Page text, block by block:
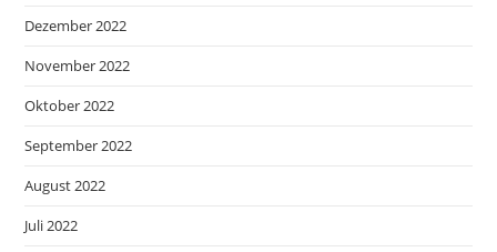
Dezember 2022
November 2022
Oktober 2022
September 2022
August 2022
Juli 2022